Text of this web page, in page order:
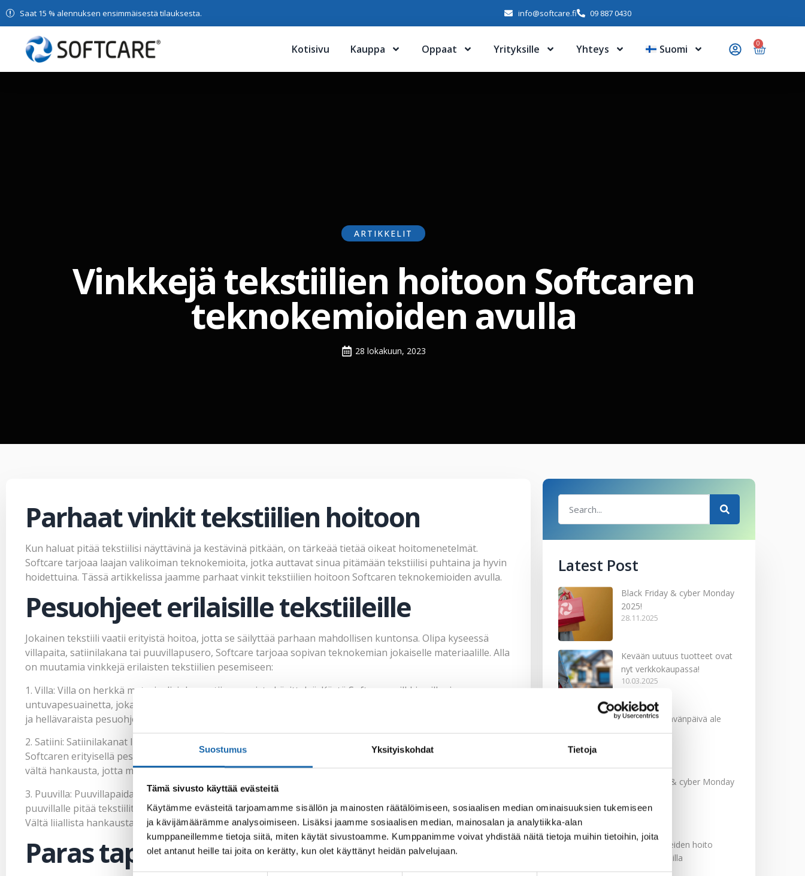
Suostumus Yksityiskohdat Tietoja
Tämä sivusto käyttää evästeitä
Käytämme evästeitä tarjoamamme sisällön ja mainosten räätälöimiseen, sosiaalisen median ominaisuuksien tukemiseen
ja kävijämäärämme analysoimiseen. Lisäksi jaamme sosiaalisen median, mainosalan ja analytiikka-alan
kumppaneillemme tietoja siitä, miten käytät sivustoamme. Kumppanimme voivat yhdistää näitä tietoja muihin tietoihin, joita
olet antanut heille tai joita on kerätty, kun olet käyttänyt heidän palvelujaan.
Saat 15 % alennuksen ensimmäisestä tilauksesta. info@softcare.fi 09 887 0430
Kotisivu Kauppa Oppaat Yrityksille Yhteys Suomi 0
ARTIKKELIT
Vinkkejä tekstiilien hoitoon Softcaren
teknokemioiden avulla
28 lokakuun, 2023
Parhaat vinkit tekstiilien hoitoon
Kun haluat pitää tekstiilisi näyttävinä ja kestävinä pitkään, on tärkeää tietää oikeat hoitomenetelmät.
Softcare tarjoaa laajan valikoiman teknokemioita, jotka auttavat sinua pitämään tekstiilisi puhtaina ja hyvin
hoidettuina. Tässä artikkelissa jaamme parhaat vinkit tekstiilien hoitoon Softcaren teknokemioiden avulla.
Pesuohjeet erilaisille tekstiileille
Jokainen tekstiili vaatii erityistä hoitoa, jotta se säilyttää parhaan mahdollisen kuntonsa. Olipa kyseessä
villapaita, satiinilakana tai puuvillapusero, Softcare tarjoaa sopivan teknokemian jokaiselle materiaalille. Alla
on muutamia vinkkejä erilaisten tekstiilien pesemiseen:
1. Villa: Villa on herkkä materiaali, joka vaatii varovaista käsittelyä. Käytä Softcaren silkki-, villa- ja
untuvapesuainetta, joka puhdistaa villavaatteet tehokkaasti ja samalla suojaa niitä. Käytä mietoa lämpötilaa
ja hellävaraista pesuohjelmaa. Vältä voimakasta hankausta ja kuivausta auringonvalossa.
2. Satiini: Satiinilakanat lisäävät mukavuutta ja luksusta makuuhuoneeseen. Voit pestä satiinilakanat
Softcaren erityisellä pesuaineella, joka säilyttää niiden kirkkauden ja pehmeyden. Noudata pesuohjeita ja
vältä hankausta, jotta materiaalin kiilto säilyy kauniina.
3. Puuvilla: Puuvillapaidat ja -housut ovat käytännöllisiä ja helppohoitoisia. Softcaren pyykinpesuaine
puuvillalle pitää tekstiilit raikkaina ja pehmeinä. Noudata pesuohjeita, ja kuivata puuvillavaatteet ilmavasti.
Vältä liiallista hankausta, jotta värit säilyvät kirkkaina.
Paras tapa poistaa tahrat
Latest Post
Black Friday & cyber Monday
2025!
28.11.2025
Kevään uutuus tuotteet ovat
nyt verkkokaupassa!
10.03.2025
Softcare Ystävänpäivä ale
10.02.2025
Black Friday & cyber Monday
29.11.2024
Nahkakalusteiden hoito
Softcare aineilla
30.10.2024